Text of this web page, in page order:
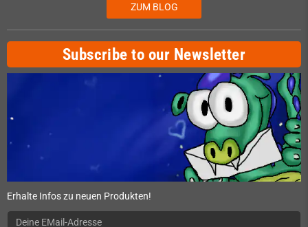
ZUM BLOG
Subscribe to our Newsletter
Erhalte Infos zu neuen Produkten!